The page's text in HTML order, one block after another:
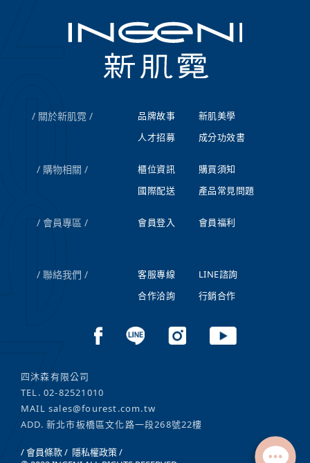
四沐森有限公司
TEL. 02-82521010
MAIL sales@fourest.com.tw
ADD. 新北市板橋區文化路一段268號22樓
關於新肌霓 品牌故事
新肌美學
人才招募
成分功效書
購物相關 櫃位資訊
購買須知
國際配送
產品常見問題
會員專區 會員登入 會員福利
聯絡我們 客服專線
LINE諮詢
合作洽詢
行銷合作
/ 會員條款 / 隱私權政策 /